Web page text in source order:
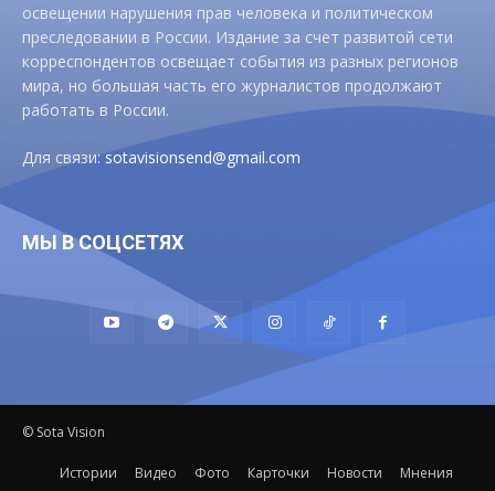
освещении нарушения прав человека и политическом
преследовании в России. Издание за счет развитой сети
корреспондентов освещает события из разных регионов
мира, но большая часть его журналистов продолжают
работать в России.
Для связи:sotavisionsend@gmail.com
МЫ В СОЦСЕТЯХ
© Sota Vision
Истории Видео Фото Карточки Новости Мнения